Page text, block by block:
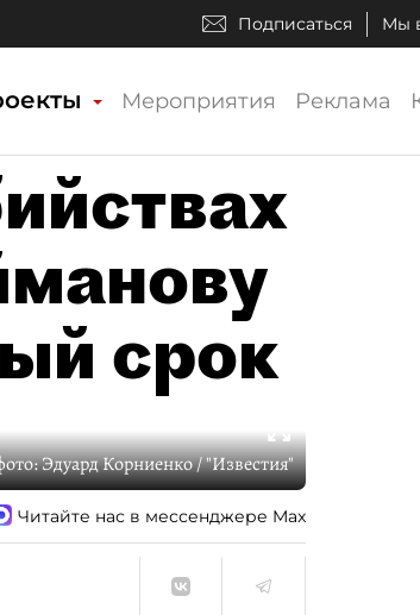
Подписаться Мы
Мероприятия Реклама
срок
Эдуард Корниенко / "Известия"
Читайте нас в мессенджере Max